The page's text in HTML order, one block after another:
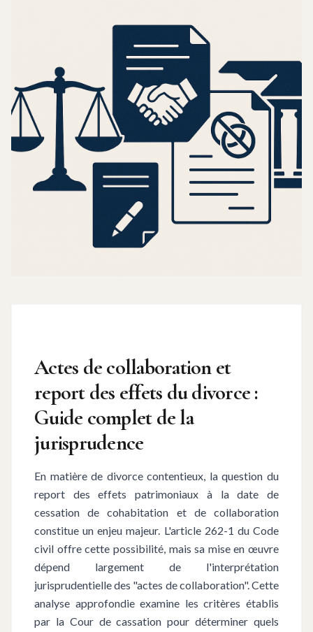
Actes de collaboration et
report des effets du divorce :
Guide complet de la
jurisprudence
En matière de divorce contentieux, la question du
report des effets patrimoniaux à la date de
cessation de cohabitation et de collaboration
constitue un enjeu majeur. L'article 262-1 du Code
civil offre cette possibilité, mais sa mise en œuvre
dépend largement de l'interprétation
jurisprudentielle des "actes de collaboration". Cette
analyse approfondie examine les critères établis
par la Cour de cassation pour déterminer quels